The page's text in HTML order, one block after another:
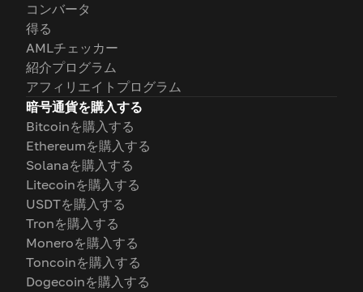
コンバータ
得る
AMLチェッカー
紹介プログラム
アフィリエイトプログラム
暗号通貨を購入する
Bitcoinを購入する
Ethereumを購入する
Solanaを購入する
Litecoinを購入する
USDTを購入する
Tronを購入する
Moneroを購入する
Toncoinを購入する
Dogecoinを購入する